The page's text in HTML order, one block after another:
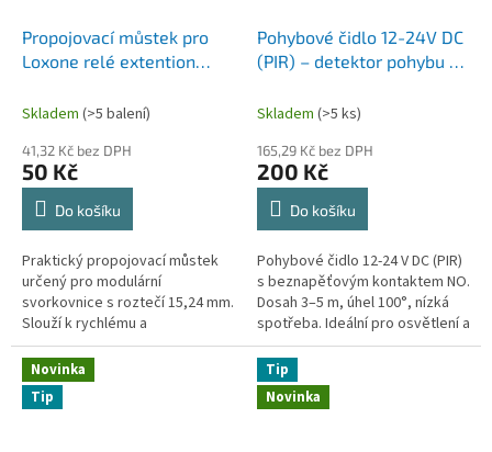
Propojovací můstek pro
Loxone relé extention
balení po 20ks
Skladem (>5 balení)
41,32 Kč bez DPH
50 Kč
Do košíku
Praktický propojovací můstek
určený pro modulární
svorkovnice s roztečí 15,24 mm.
Slouží k rychlému a
přehlednému propojení
jednotlivých svorek, čímž
výrazně zjednodušuje...
Pohybové čidlo 12-24V DC
(PIR) – detektor pohybu s
NO
Skladem (>5 ks)
165,29 Kč bez DPH
200 Kč
Do košíku
Pohybové čidlo 12-24 V DC (PIR)
s beznapěťovým kontaktem NO.
Dosah 3–5 m, úhel 100°, nízká
spotřeba. Ideální pro osvětlení a
automatizaci.
Novinka
Tip
Tip
Novinka